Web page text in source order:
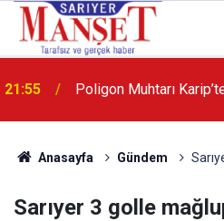
21:55 Poligon Muhtarı
13:36 'Poligon'da İstanbul'a
Anasayfa Gündem
Sarıyer 3 golle